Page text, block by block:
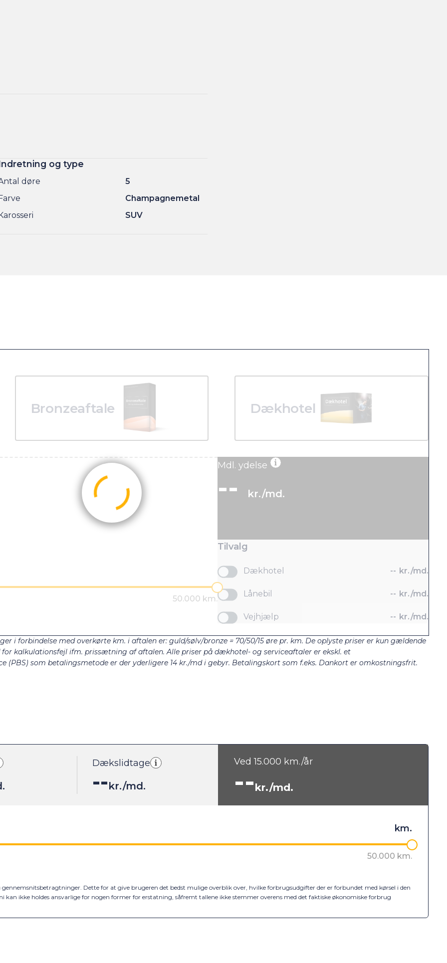
og type
døre
5
Farve
Champagnemetal
Karosseri
SUV
Bronzeaftale Dækhotel
Mdl. ydelse
-- kr./md.
Tilvalg
Dækhotel -- kr./md.
Lånebil -- kr./md.
Vejhjælp -- kr./md.
i forbindelse med overkørte km. i aftalen er: guld/sølv/bronze = 70/50/15 øre pr. km. De oplyste priser er kun gældende
kalkulationsfejl ifm. prissætning af aftalen. Alle priser på dækhotel- og serviceaftaler er ekskl. et
som betalingsmetode er der yderligere 14 kr./md i gebyr. Betalingskort som f.eks. Dankort er omkostningsfrit.
Dækslidtage
--kr./md.
Ved15.000 km./år
--kr./md.
Dette for at give brugeren det bedst mulige overblik over, hvilke forbrugsudgifter der er forbundet med kørsel i den
kan ikke holdes ansvarlige for nogen former for erstatning, såfremt tallene ikke stemmer overens med det faktiske økonomiske forbrug